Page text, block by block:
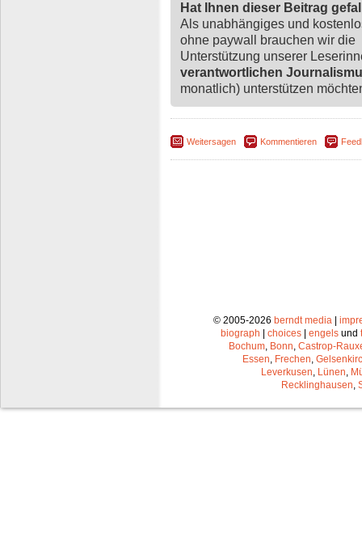
Hat Ihnen dieser Beitrag
Als unabhängiges und
ohne paywall brauchen wir die
Unterstützung unserer
verantwortlichen
monatlich) unterstützen
Weitersagen Kommentieren
© 2005-2026 berndt media|
biograph
choices engels und
Bochum, Bonn, Castrop-
Essen, Frechen,
Leverkusen, Lünen,
Recklinghausen,